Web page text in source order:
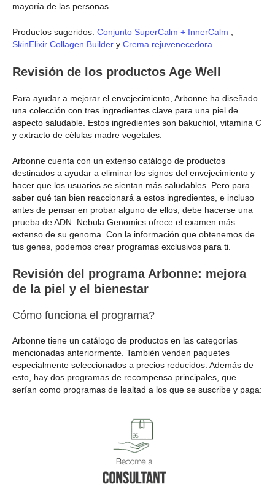
mayoría de las personas.
Productos sugeridos: Conjunto SuperCalm + InnerCalm
SkinElixir Collagen Builder y Crema rejuvenecedora
Revisión de los productos Age Well
Para ayudar a mejorar el envejecimiento, Arbonne ha diseñado
una colección con tres ingredientes clave para una piel de
aspecto saludable. Estos ingredientes son bakuchiol, vitamina C
y extracto de células madre vegetales.
Arbonne cuenta con un extenso catálogo de productos
destinados a ayudar a eliminar los signos del envejecimiento y
hacer que los usuarios se sientan más saludables. Pero para
saber qué tan bien reaccionará a estos ingredientes, e incluso
antes de pensar en probar alguno de ellos, debe hacerse una
prueba de ADN. Nebula Genomics ofrece el examen más
extenso de su genoma. Con la información que obtenemos de
tus genes, podemos crear programas exclusivos para ti.
Revisión del programa Arbonne: mejora
de la piel y el bienestar
Cómo funciona el programa?
Arbonne tiene un catálogo de productos en las categorías
mencionadas anteriormente. También venden paquetes
especialmente seleccionados a precios reducidos. Además de
esto, hay dos programas de recompensa principales, que
serían como programas de lealtad a los que se suscribe y paga: